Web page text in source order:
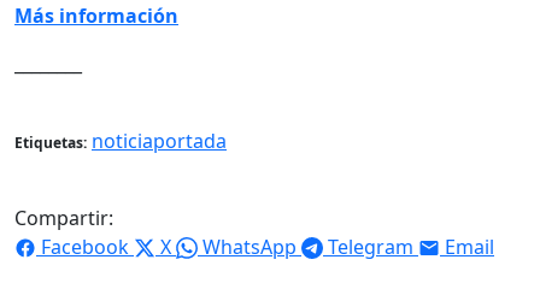
Más información
Etiquetas: noticiaportada
Compartir:
Facebook
X WhatsApp Telegram Email